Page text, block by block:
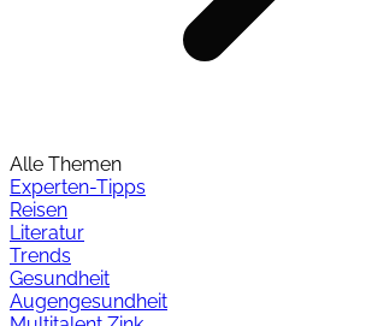
Alle Themen
Experten-Tipps
Reisen
Literatur
Trends
Gesundheit
Augengesundheit